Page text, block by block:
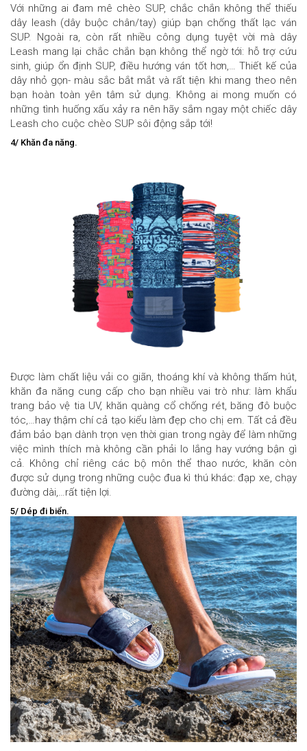
Với những ai đam mê chèo SUP, chắc chắn không thể thiếu
dây leash (dây buộc chân/tay) giúp bạn chống thất lạc ván
SUP. Ngoài ra, còn rất nhiều công dụng tuyệt vời mà dây
Leash mang lại chắc chắn bạn không thể ngờ tới: hỗ trợ cứu
sinh, giúp ổn định SUP, điều hướng ván tốt hơn,… Thiết kế của
dây nhỏ gọn- màu sắc bắt mắt và rất tiện khi mang theo nên
bạn hoàn toàn yên tâm sử dụng. Không ai mong muốn có
những tình huống xấu xảy ra nên hãy sắm ngay một chiếc dây
Leash cho cuộc chèo SUP sôi động sắp tới!
4/ Khăn đa năng.
Được làm chất liệu vải co giãn, thoáng khí và không thấm hút,
khăn đa năng cung cấp cho bạn nhiều vai trò như: làm khẩu
trang bảo vệ tia UV, khăn quàng cổ chống rét, băng đô buộc
tóc,…hay thậm chí cả tạo kiểu làm đẹp cho chị em. Tất cả đều
đảm bảo bạn dành trọn vẹn thời gian trong ngày để làm những
việc mình thích mà không cần phải lo lắng hay vướng bận gì
cả. Không chỉ riêng các bộ môn thể thao nước, khăn còn
được sử dụng trong những cuộc đua kì thú khác: đạp xe, chạy
đường dài,…rất tiện lợi.
5/ Dép đi biển.